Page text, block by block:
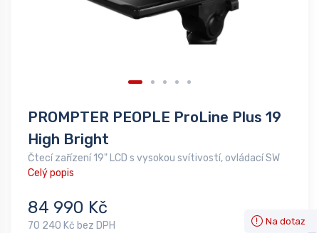
PROMPTER PEOPLE ProLine Plus 19
High Bright
Čtecí zařízení 19" LCD s vysokou svítivostí, ovládací SW
Celý popis
84 990 Kč
70 240 Kč bez DPH Na dotaz